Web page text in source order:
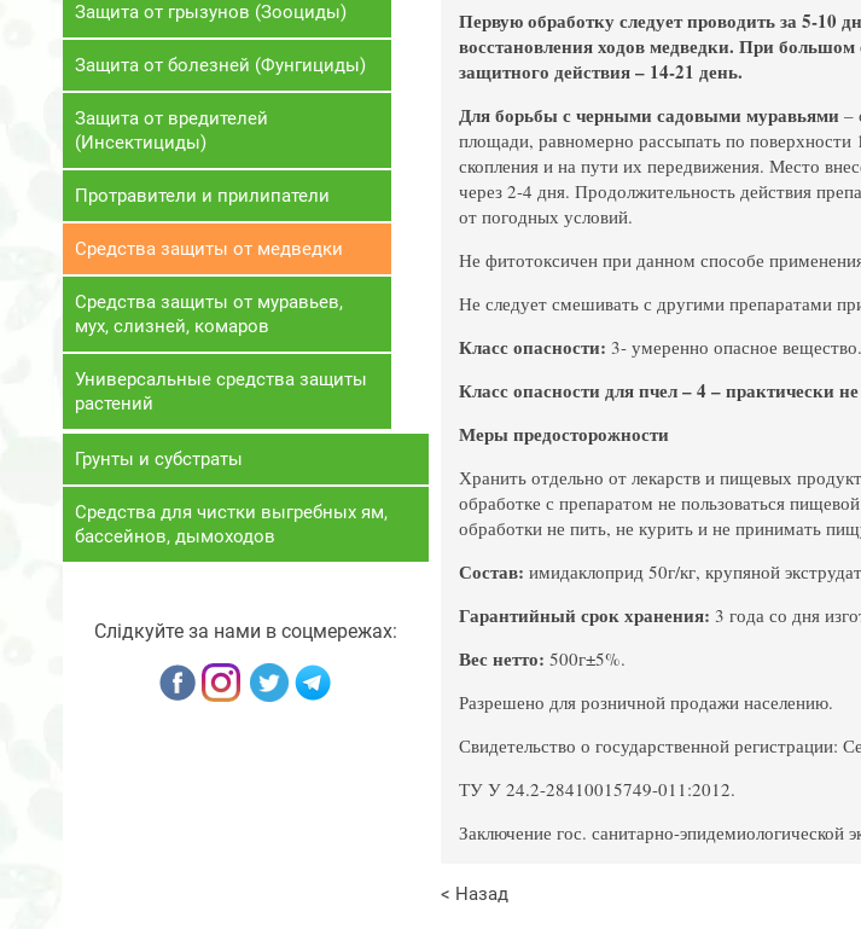
Защита от грызунов (Зооциды)
Защита от болезней (Фунгициды)
Защита от вредителей
(Инсектициды)
Протравители и прилипатели
Средства защиты от медведки
Средства защиты от муравьев,
мух, слизней, комаров
Универсальные средства защиты
растений
Грунты и субстраты
Средства для чистки выгребных ям,
бассейнов, дымоходов
Слідкуйте за нами в соцмережах:
Первую обработку следует проводить за 5-10
восстановления ходов медведки. При
защитного действия – 14-21 день.
Для борьбы с черными садовыми муравьями –
площади, равномерно рассыпать по поверхности
скопления и на пути их передвижения. Место
через 2-4 дня. Продолжительность действия
от погодных условий.
Не фитотоксичен при данном способе
Не следует смешивать с другими препаратами
Класс опасности: 3- умеренно опасное
Класс опасности для пчел – 4 – практически
Меры предосторожности
Хранить отдельно от лекарств и пищевых
обработке с препаратом не пользоваться
обработки не пить, не курить и не принимать
Состав: имидаклоприд 50г/кг, крупяной
Гарантийный срок хранения: 3 года со дня
Вес нетто: 500г±5%.
Разрешено для розничной продажи населению.
Свидетельство о государственной
ТУ У 24.2-28410015749-011:2012.
Заключение гос. санитарно-
< Назад